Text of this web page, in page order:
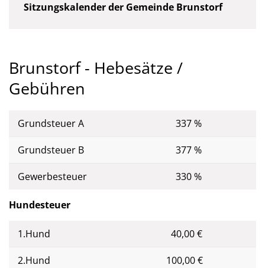
Sitzungskalender der Gemeinde Brunstorf
Brunstorf - Hebesätze /
Gebühren
Grundsteuer A 337 %
Grundsteuer B 377 %
Gewerbesteuer 330 %
Hundesteuer
1.Hund 40,00 €
2.Hund 100,00 €